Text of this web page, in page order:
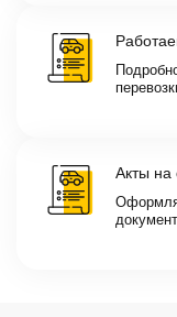
Акты на